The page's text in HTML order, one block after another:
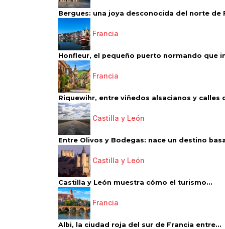
Bergues: una joya desconocida del norte de
Francia
Honfleur, el pequeño puerto normando que
Francia
Riquewihr, entre viñedos alsacianos y calles
Castilla y León
Entre Olivos y Bodegas: nace un destino
Castilla y León
Castilla y León muestra cómo el turismo...
Francia
Albi, la ciudad roja del sur de Francia entre...